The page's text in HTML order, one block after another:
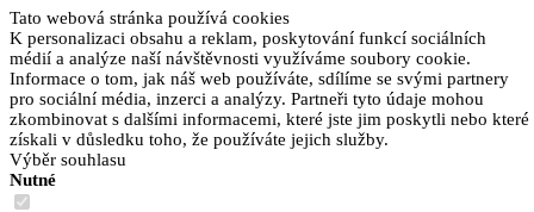
Tato webová stránka používá cookies
K personalizaci obsahu a reklam, poskytování funkcí sociálních
médií a analýze naší návštěvnosti využíváme soubory cookie.
Informace o tom, jak náš web používáte, sdílíme se svými partnery
pro sociální média, inzerci a analýzy. Partneři tyto údaje mohou
zkombinovat s dalšími informacemi, které jste jim poskytli nebo které
získali v důsledku toho, že používáte jejich služby.
Výběr souhlasu
Nutné